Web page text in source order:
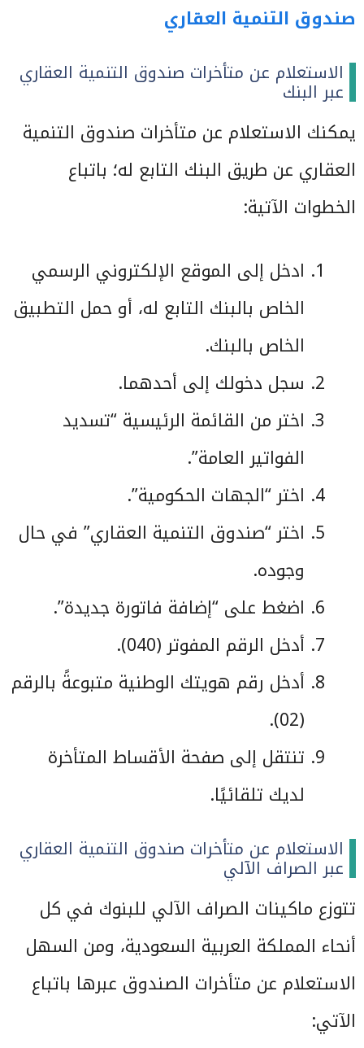
صندوق التنمية العقاري
الاستعلام عن متأخرات صندوق التنمية العقاري
عبر البنك
يمكنك الاستعلام عن متأخرات صندوق التنمية
العقاري عن طريق البنك التابع له؛ باتباع
الخطوات الآتية:
ادخل إلى الموقع الإلكتروني الرسمي
الخاص بالبنك التابع له، أو حمل التطبيق
الخاص بالبنك.
سجل دخولك إلى أحدهما.
اختر من القائمة الرئيسية “تسديد
الفواتير العامة”.
اختر “الجهات الحكومية”.
اختر “صندوق التنمية العقاري” في حال
وجوده.
اضغط على “إضافة فاتورة جديدة”.
أدخل الرقم المفوتر (040).
أدخل رقم هويتك الوطنية متبوعةً بالرقم
(02).
تنتقل إلى صفحة الأقساط المتأخرة
لديك تلقائيًا.
الاستعلام عن متأخرات صندوق التنمية العقاري
عبر الصراف الآلي
تتوزع ماكينات الصراف الآلي للبنوك في كل
أنحاء المملكة العربية السعودية، ومن السهل
الاستعلام عن متأخرات الصندوق عبرها باتباع
الآتي: